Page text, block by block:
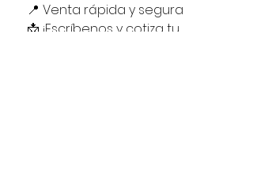
📍 Venta rápida y segura
📩 ¡Escríbenos y cotiza tu